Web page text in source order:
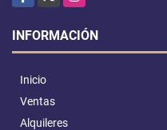
INFORMACIÓN
Inicio
Ventas
Alquileres